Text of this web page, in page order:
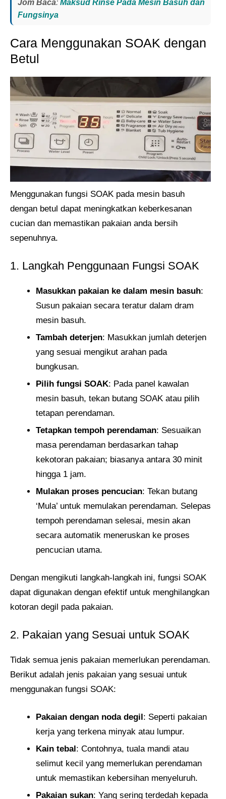
Jom Baca: Maksud Rinse Pada Mesin Basuh dan
Fungsinya
Cara Menggunakan SOAK dengan
Betul
Menggunakan fungsi SOAK pada mesin basuh
dengan betul dapat meningkatkan keberkesanan
cucian dan memastikan pakaian anda bersih
sepenuhnya.
1. Langkah Penggunaan Fungsi SOAK
Masukkan pakaian ke dalam mesin basuh:
Susun pakaian secara teratur dalam dram
mesin basuh.
Tambah deterjen: Masukkan jumlah deterjen
yang sesuai mengikut arahan pada
bungkusan.
Pilih fungsi SOAK: Pada panel kawalan
mesin basuh, tekan butang SOAK atau pilih
tetapan perendaman.
Tetapkan tempoh perendaman: Sesuaikan
masa perendaman berdasarkan tahap
kekotoran pakaian; biasanya antara 30 minit
hingga 1 jam.
Mulakan proses pencucian: Tekan butang
‘Mula’ untuk memulakan perendaman. Selepas
tempoh perendaman selesai, mesin akan
secara automatik meneruskan ke proses
pencucian utama.
Dengan mengikuti langkah-langkah ini, fungsi SOAK
dapat digunakan dengan efektif untuk menghilangkan
kotoran degil pada pakaian.
2. Pakaian yang Sesuai untuk SOAK
Tidak semua jenis pakaian memerlukan perendaman.
Berikut adalah jenis pakaian yang sesuai untuk
menggunakan fungsi SOAK:
Pakaian dengan noda degil: Seperti pakaian
kerja yang terkena minyak atau lumpur.
Kain tebal: Contohnya, tuala mandi atau
selimut kecil yang memerlukan perendaman
untuk memastikan kebersihan menyeluruh.
Pakaian sukan: Yang sering terdedah kepada